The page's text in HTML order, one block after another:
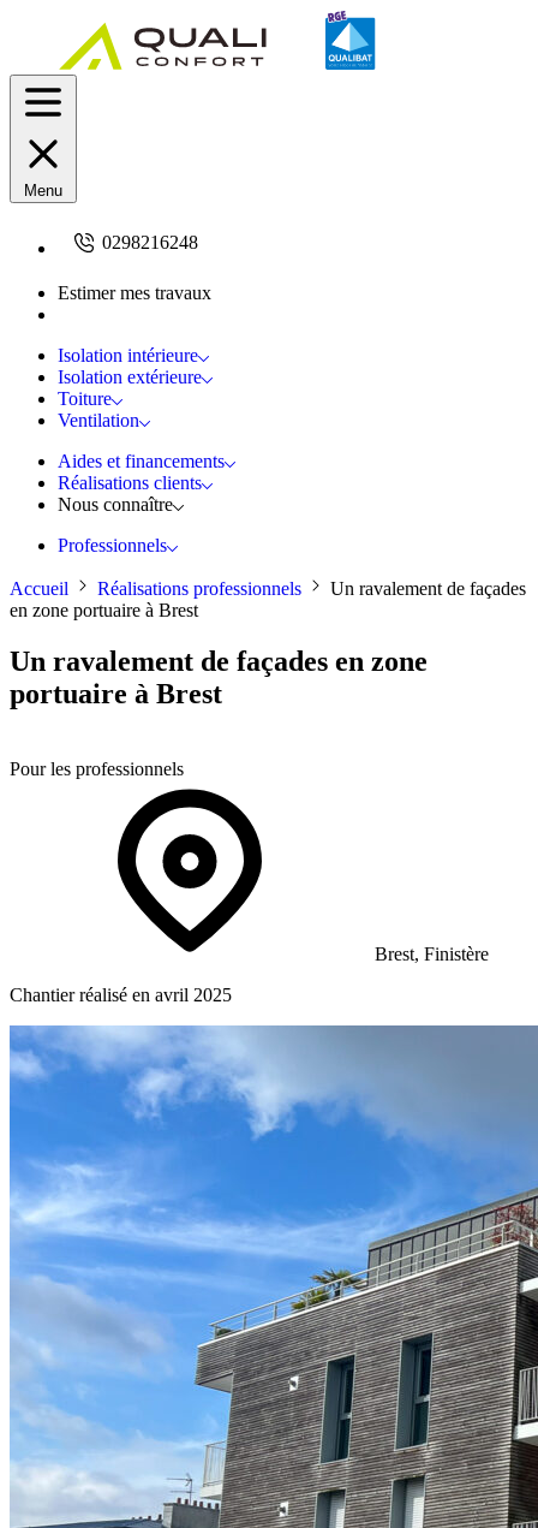
Menu
0298216248
Estimer mes travaux
Isolation intérieure
Isolation extérieure
Toiture
Ventilation
Aides et financements
Réalisations clients
Nous connaître
Professionnels
Accueil Réalisations professionnels
Un ravalement de façades
en zone portuaire à Brest
Un ravalement de façades en zone
portuaire à Brest
Pour les professionnels
Brest, Finistère
Chantier réalisé en avril 2025